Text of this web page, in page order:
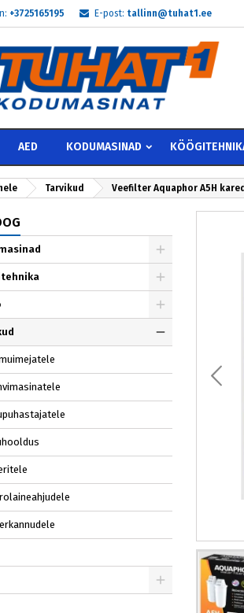
+3725165195 E-post: tallinn@tuhat1.ee
AED KODUMASINAD
Tarvikud Veefilter Aquaphor A5H